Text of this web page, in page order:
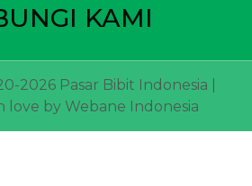
KAMI
2026 Pasar Bibit Indonesia |
love by Webane Indonesia